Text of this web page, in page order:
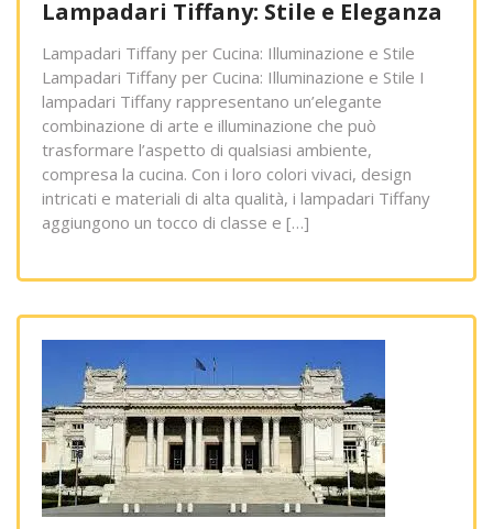
Lampadari Tiffany: Stile e Eleganza
Lampadari Tiffany per Cucina: Illuminazione e Stile
Lampadari Tiffany per Cucina: Illuminazione e Stile I
lampadari Tiffany rappresentano un’elegante
combinazione di arte e illuminazione che può
trasformare l’aspetto di qualsiasi ambiente,
compresa la cucina. Con i loro colori vivaci, design
intricati e materiali di alta qualità, i lampadari Tiffany
aggiungono un tocco di classe e […]